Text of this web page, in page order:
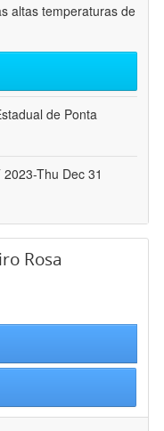
altas temperaturas de
de Ponta
Thu Dec 31
Rosa